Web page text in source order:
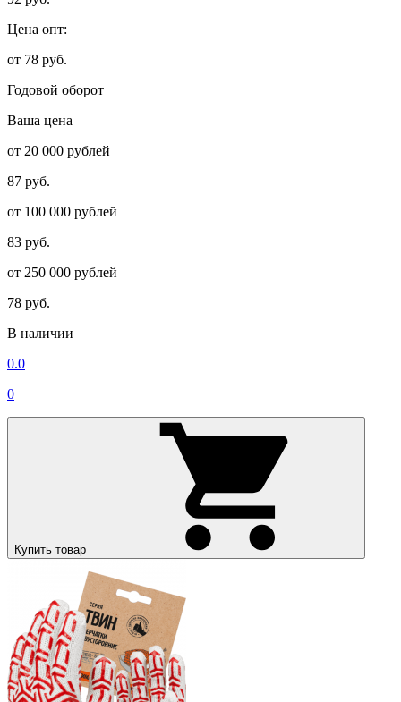
Цена опт:
от 78 руб.
Годовой оборот
Ваша цена
от 20 000 рублей
87 руб.
от 100 000 рублей
83 руб.
от 250 000 рублей
78 руб.
В наличии
0.0
0
Купить товар